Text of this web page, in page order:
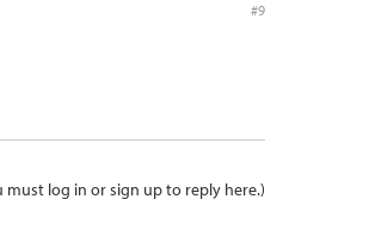
#9
must log in or sign up to reply here.)